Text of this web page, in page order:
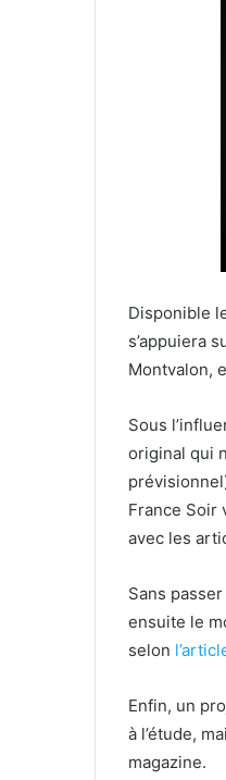
Disponible
s’appuiera
Montvalon,
Sous
original qui
France Soir
avec les
Sans
ensuite le
selon
Enfin, un
à l’étude,
magazine.